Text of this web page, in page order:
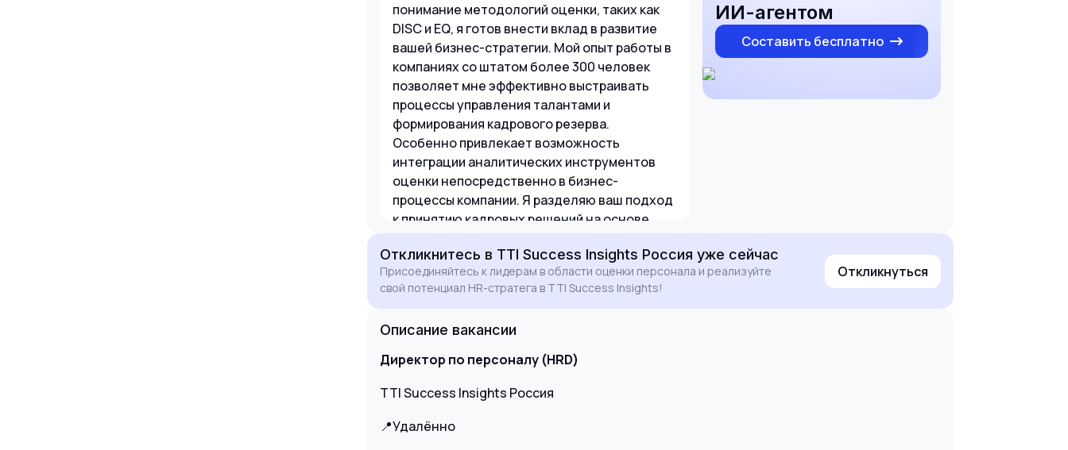
понимание методологий оценки, таких как
DISC и EQ, я готов внести вклад в развитие
вашей бизнес-стратегии. Мой опыт работы в
компаниях со штатом более 300 человек
позволяет мне эффективно выстраивать
процессы управления талантами и
формирования кадрового резерва.
Особенно привлекает возможность
интеграции аналитических инструментов
оценки непосредственно в бизнес-
процессы компании. Я разделяю ваш подход
к принятию кадровых решений на основе
трансформационных проектов поможет TTI
Россия укрепить позиции на рынке и
повысить внутреннюю эффективность
компетенции в области развития HiPo и
снижения текучести могут быть полезны
вашей компании.
ИИ-агентом
Составить бесплатно
Откликнитесь в TTI Success Insights Россия уже сейчас
Присоединяйтесь к лидерам в области оценки персонала и реализуйте
свой потенциал HR-стратега в TTI Success Insights!
Откликнуться
Описание вакансии
Директор по персоналу (HRD)
TTI Success Insights Россия
📍Удалённо